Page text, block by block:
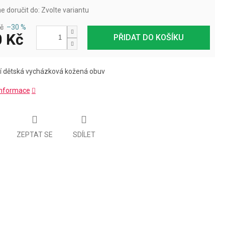
doručit do: Zvolte variantu
PŘIDAT DO KOŠÍKU
–30 %
Kč
dětská vycházková kožená obuv
ZEPTAT SE SDÍLET